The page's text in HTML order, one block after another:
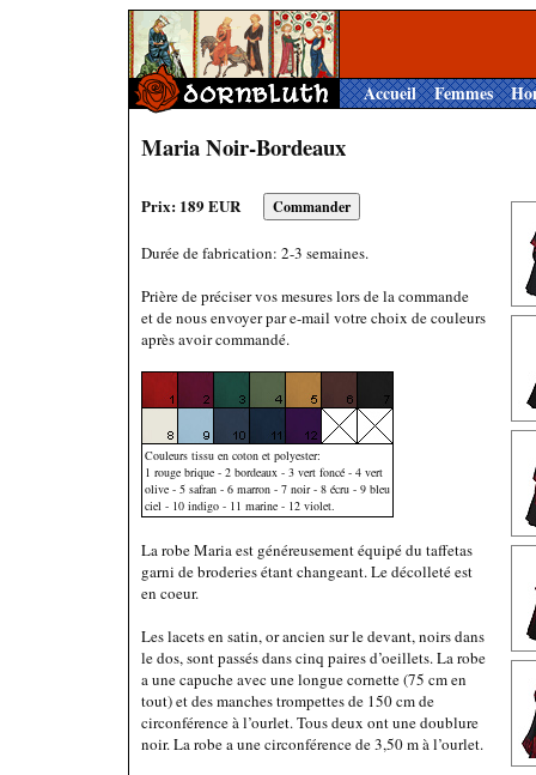
Accueil Femmes
Maria Noir-Bordeaux
Prix: 189 EUR
Durée de fabrication: 2-3 semaines.
Prière de préciser vos mesures lors de la commande
et de nous envoyer par e-mail votre choix de couleurs
après avoir commandé.
Couleurs tissu en coton et polyester:
1 rouge brique - 2 bordeaux - 3 vert foncé - 4 vert
olive - 5 safran - 6 marron - 7 noir - 8 écru - 9 bleu
ciel - 10 indigo - 11 marine - 12 violet.
La robe Maria est généreusement équipé du taffetas
garni de broderies étant changeant. Le décolleté est
en coeur.
Les lacets en satin, or ancien sur le devant, noirs dans
le dos, sont passés dans cinq paires d’oeillets. La robe
a une capuche avec une longue cornette (75 cm en
tout) et des manches trompettes de 150 cm de
circonférence à l’ourlet. Tous deux ont une doublure
noir. La robe a une circonférence de 3,50 m à l’ourlet.